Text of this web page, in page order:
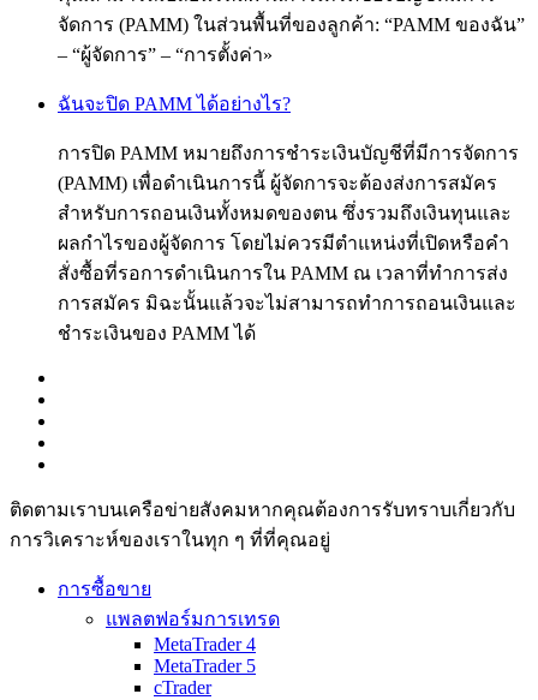
จัดการ (PAMM) ในส่วนพื้นที่ของลูกค้า: “PAMM ของฉัน”
– “ผู้จัดการ” – “การตั้งค่า»
ฉันจะปิด PAMM ได้อย่างไร?
การปิด PAMM หมายถึงการชำระเงินบัญชีที่มีการจัดการ
(PAMM) เพื่อดำเนินการนี้ ผู้จัดการจะต้องส่งการสมัคร
สำหรับการถอนเงินทั้งหมดของตน ซึ่งรวมถึงเงินทุนและ
ผลกำไรของผู้จัดการ โดยไม่ควรมีตำแหน่งที่เปิดหรือคำ
สั่งซื้อที่รอการดำเนินการใน PAMM ณ เวลาที่ทำการส่ง
การสมัคร มิฉะนั้นแล้วจะไม่สามารถทำการถอนเงินและ
ชำระเงินของ PAMM ได้
ติดตามเราบนเครือข่ายสังคมหากคุณต้องการรับทราบเกี่ยวกับ
การวิเ­คราะห์ของเราในทุก ๆ ที่ที่คุณอยู่
การซื้อขาย
แพลตฟอร์มการเทรด
MetaTrader 4
MetaTrader 5
cTrader